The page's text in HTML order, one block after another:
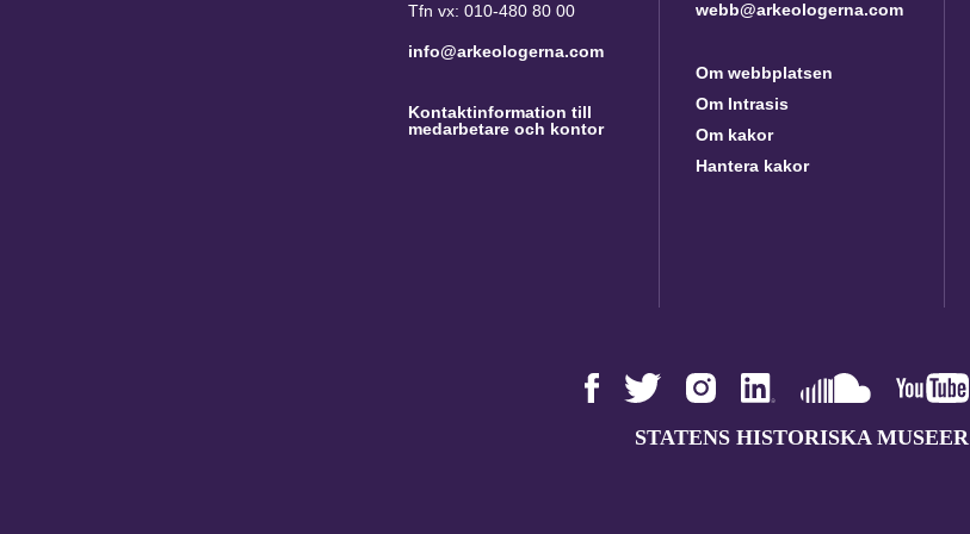
Tfn vx: 010-480 80 00
info@arkeologerna.com
Kontaktinformation till
medarbetare och kontor
webb@arkeologerna.com
Om webbplatsen
Om Intrasis
Om kakor
Hantera kakor
STATENS HISTORISKA MUSEER